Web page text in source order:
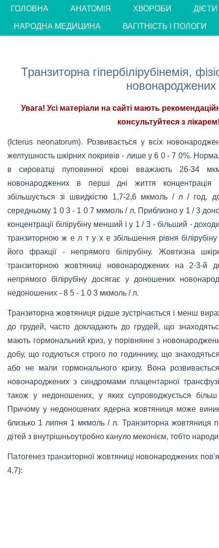
ГОЛОВНА АНАТОМІЯ ХВОРОБИ ДІЄТИ
НАРОДНА МЕДИЦИНА ВАГІТНІСТЬ І ПОЛОГИ
Транзиторна гіпербілірубінемія,
новонароджених
Увага! Усі матеріали на сайті мають
консультуйтеся з
(Icterus neonatorum). Розвивається у всіх
желтушность шкірних покривів - лише у 6 0 - 7 0%.
в сироватці пуповинної крові вважають 26-34
новонароджених в перші дні життя концентрація
збільшується зі швидкістю 1,7-2,6 мкмоль / л /
середньому 1 0 3 - 1 0 7 мкмоль / л. Приблизно у 1 / 3
концентрації білірубіну менший і у 1 / 3 - більший -
транзиторною ж е л т у х е збільшення рівня
його фракції - непрямого білірубіну. Жовтизна
транзиторною жовтяниці новонароджених на 2-3-й
непрямого білірубіну досягає у доношених
недоношених - 8 5 - 1 0 3 мкмоль / л.
Транзиторна жовтяниця рідше зустрічається і менш
до грудей, часто докладають до грудей, що
мають гормональний криз, у порівнянні з
добу, що годуються строго по годиннику, що
або не мали гормонального кризу. Вона
новонароджених з синдромами плацентарної
також у недоношених, у яких супроводжується більш
Причому у недоношених ядерна жовтяниця може
близько 1 липня 1 мкмоль / л. Транзиторна жовтяниця
дітей з внутрішньоутробно кануло меконієм, тобто
Патогенез транзиторної жовтяниці новонароджених
4.7):